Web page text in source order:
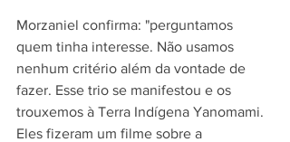
Morzaniel confirma: "perguntamos
quem tinha interesse. Não usamos
nenhum critério além da vontade de
fazer. Esse trio se manifestou e os
trouxemos à Terra Indígena Yanomami.
Eles fizeram um filme sobre a